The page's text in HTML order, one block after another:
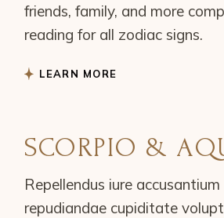
friends, family, and more
reading for all zodiac signs.
LEARN MORE
SCORPIO &
Repellendus iure
repudiandae cupiditate